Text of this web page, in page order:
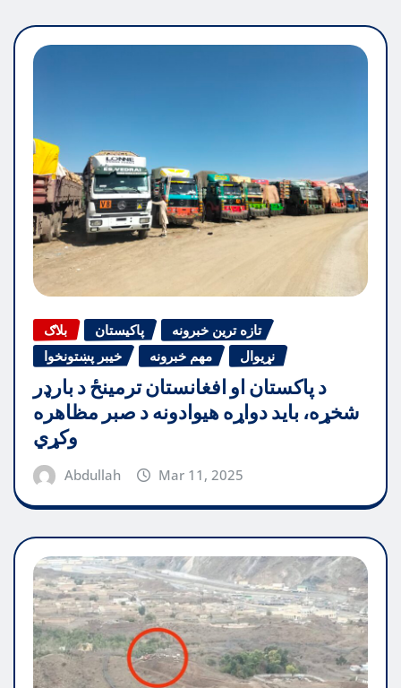
بلاګ پاکیستان
تازه ترین خبرونه
خیبر پښتونخوا
مهم خبرونه نړیوال
د پاکستان او افغانستان ترمینځ د بارډر
شخړه، باید دواړه هیوادونه د صبر مظاهره
وکړي
Abdullah Mar 11, 2025